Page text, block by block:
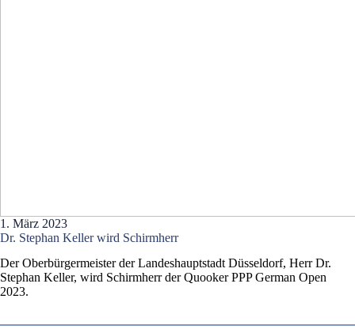
1. März 2023
Dr. Stephan Keller wird Schirmherr
Der Oberbürgermeister der Landeshauptstadt Düsseldorf, Herr Dr.
Stephan Keller, wird Schirmherr der Quooker PPP German Open
2023.